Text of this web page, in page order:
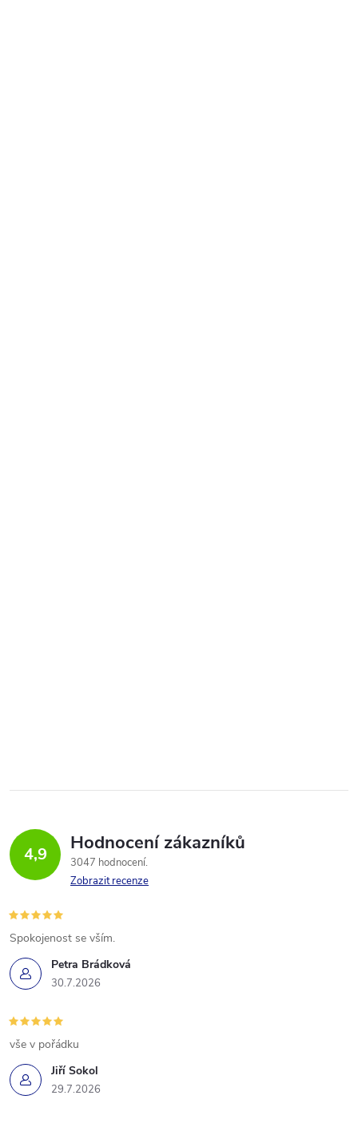
4,9 Hodnocení zákazníků
3047 hodnocení
Zobrazit recenze
Petra Brádková
30.7.2026
Spokojenost se vším.
Jiří Sokol
29.7.2026
vše v pořádku